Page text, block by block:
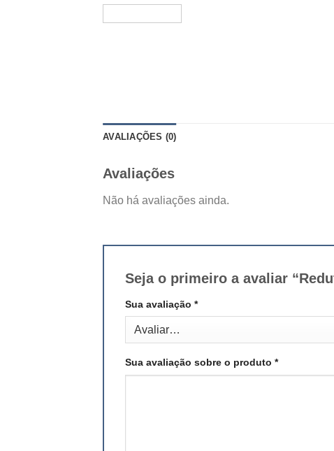
AVALIAÇÕES (0)
Avaliações
Não há avaliações ainda.
Seja o primeiro a avaliar
Sua avaliação *
Sua avaliação sobre o produto *